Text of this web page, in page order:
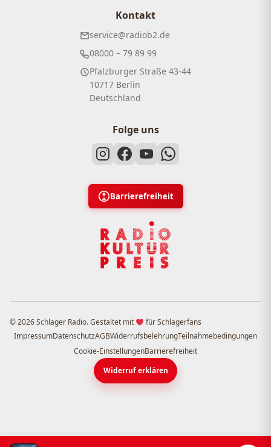
Kontakt
service@radiob2.de
08000 – 79 89 99
Pfalzburger Straße 43-44
10717 Berlin
Deutschland
Folge uns
Barrierefreiheit
© 2026 Schlager Radio. Gestaltet mit
für Schlagerfans
ImpressumDatenschutzAGBWiderrufsbelehrungTeilnahmebedingungen
Cookie-EinstellungenBarrierefreiheit
Widerruf erklären